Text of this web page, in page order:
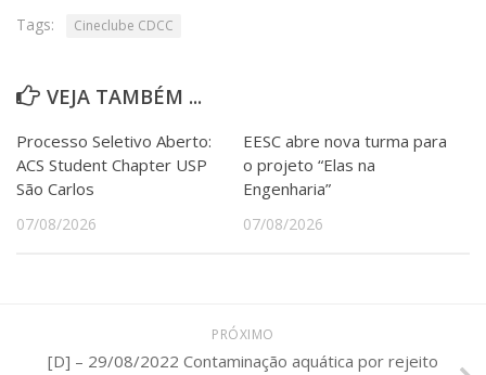
Tags: Cineclube CDCC
VEJA TAMBÉM ...
Processo Seletivo Aberto:
ACS Student Chapter USP
São Carlos
07/08/2026
EESC abre nova turma para
o projeto “Elas na
Engenharia”
07/08/2026
PRÓXIMO
[D] – 29/08/2022 Contaminação aquática por rejeito